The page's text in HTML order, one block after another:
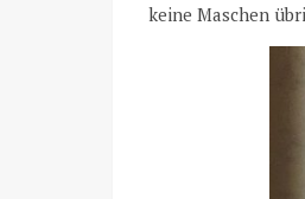
keine Maschen